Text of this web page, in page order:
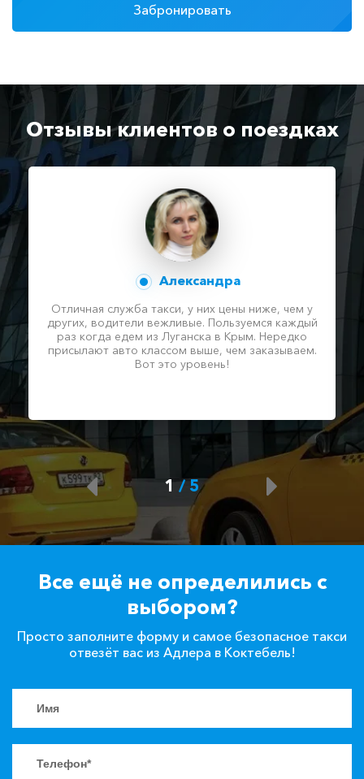
Забронировать
Отзывы клиентов о поездках
Александра
Отличная служба такси, у них цены ниже, чем у
других, водители вежливые. Пользуемся каждый
раз когда едем из Луганска в Крым. Нередко
присылают авто классом выше, чем заказываем.
Вот это уровень!
1/ 5
Все ещё не определились с
выбором?
Просто заполните форму и самое безопасное такси
отвезёт вас из Адлера в Коктебель!